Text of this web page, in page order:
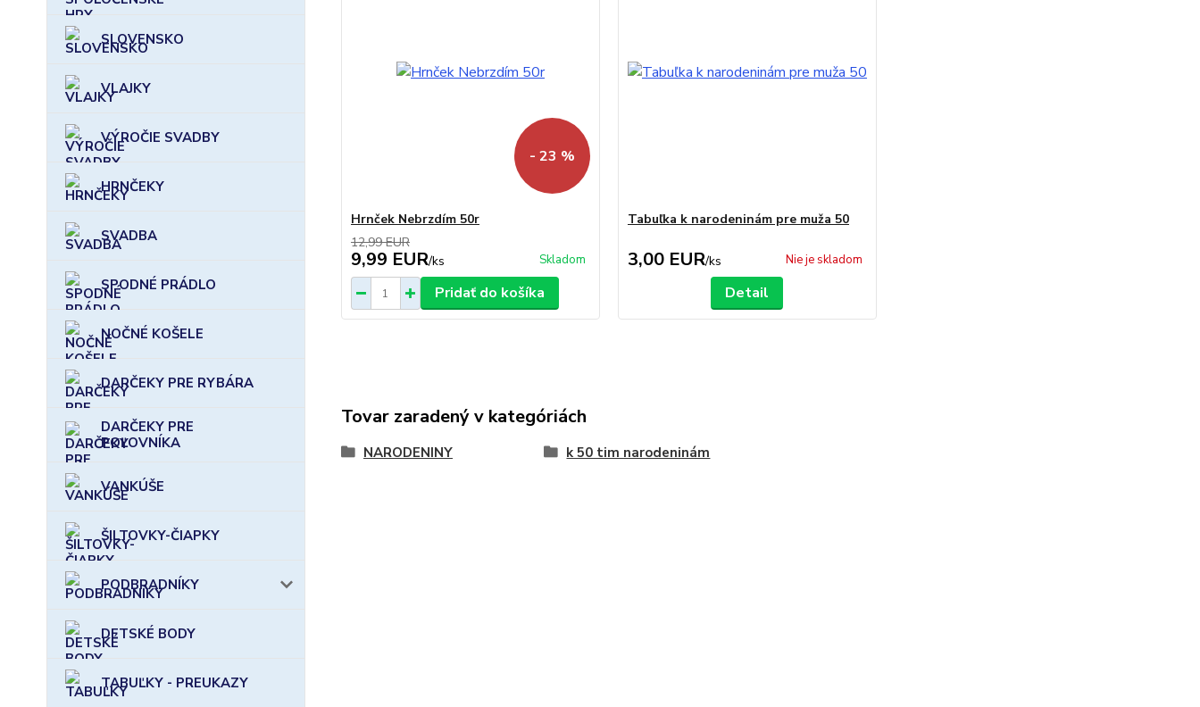
SLOVENSKO
VLAJKY
VÝROČIE SVADBY
HRNČEKY
SVADBA
SPODNÉ PRÁDLO
NOČNÉ KOŠELE
DARČEKY PRE RYBÁRA
DARČEKY PRE
POĽOVNÍKA
VANKÚŠE
ŠILTOVKY-ČIAPKY
PODBRADNÍKY
DETSKÉ BODY
TABUĽKY - PREUKAZY
- 23 %
Hrnček Nebrzdím 50r
12,99 EUR
9,99 EUR/ks Skladom
Pridať do košíka
Tabuľka k narodeninám pre muža 50
3,00 EUR/ks Nie je skladom
Detail
Tovar zaradený v kategóriách
NARODENINY k 50 tim narodeninám